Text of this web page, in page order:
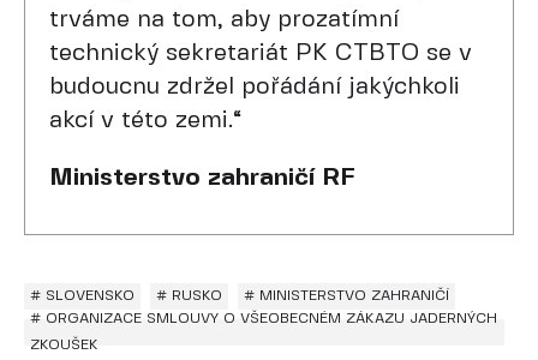
trváme na tom, aby prozatímní
technický sekretariát PK CTBTO se v
budoucnu zdržel pořádání jakýchkoli
akcí v této zemi.“
Ministerstvo zahraničí RF
# SLOVENSKO # RUSKO
# MINISTERSTVO ZAHRANIČÍ
# ORGANIZACE SMLOUVY O VŠEOBECNÉM ZÁKAZU JADERNÝCH
ZKOUŠEK